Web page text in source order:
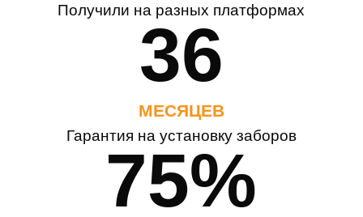
Получили на разных платформах
36
МЕСЯЦЕВ
Гарантия на установку заборов
75%